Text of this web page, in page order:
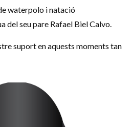
waterpolo i natació
del seu pare Rafael Biel Calvo.
suport en aquests moments tan